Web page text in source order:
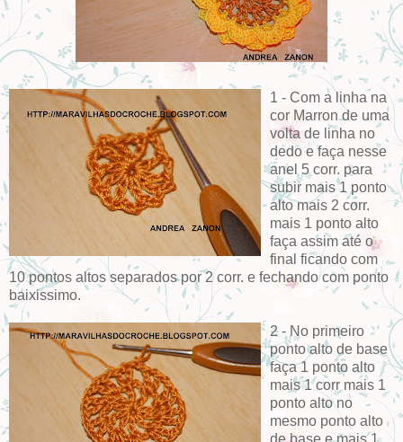
1 - Com a linha na
cor Marron de uma
volta de linha no
dedo e faça nesse
anel 5 corr. para
subir mais 1 ponto
alto mais 2 corr.
mais 1 ponto alto
faça assim até o
final ficando com
10 pontos altos separados por 2 corr. e fechando com ponto
baixissimo.
2 - No primeiro
ponto alto de base
faça 1 ponto alto
mais 1 corr mais 1
ponto alto no
mesmo ponto alto
de base e mais 1